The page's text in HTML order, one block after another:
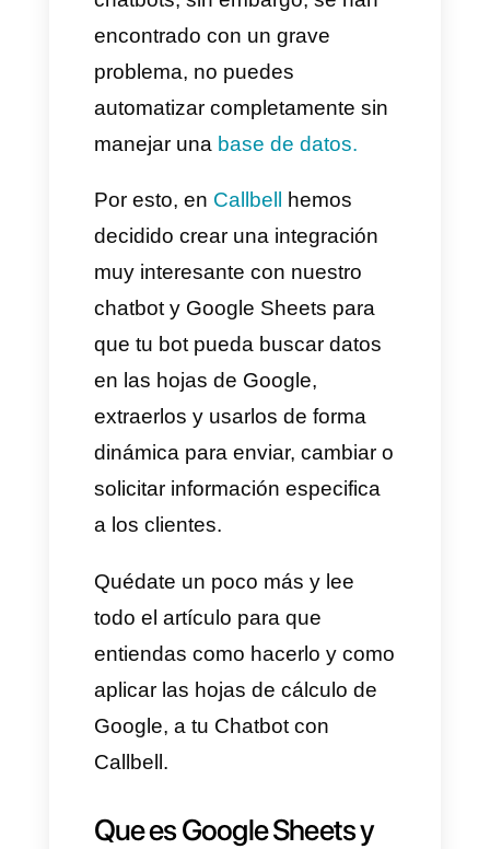
casos de uso.
Por esto, han buscado una
manera de automatizar los
rápida, sencilla y practica con
chatbots, sin embargo, se han
encontrado con un grave
problema, no puedes
automatizar completamente sin
manejar unabase de datos.
decidido crear una integración
muy interesante con nuestro
chatbot y Google Sheets para
que tu bot pueda buscar datos
en las hojas de Google,
extraerlos y usarlos de forma